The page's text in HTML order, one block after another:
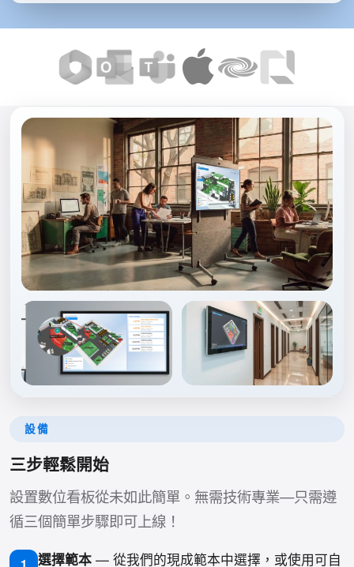
設備
三步輕鬆開始
設置數位看板從未如此簡單。無需技術專業—只需遵
循三個簡單步驟即可上線！
選擇範本 — 從我們的現成範本中選擇，或使用可自